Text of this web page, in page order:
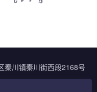
秦川镇秦川街西段2168号